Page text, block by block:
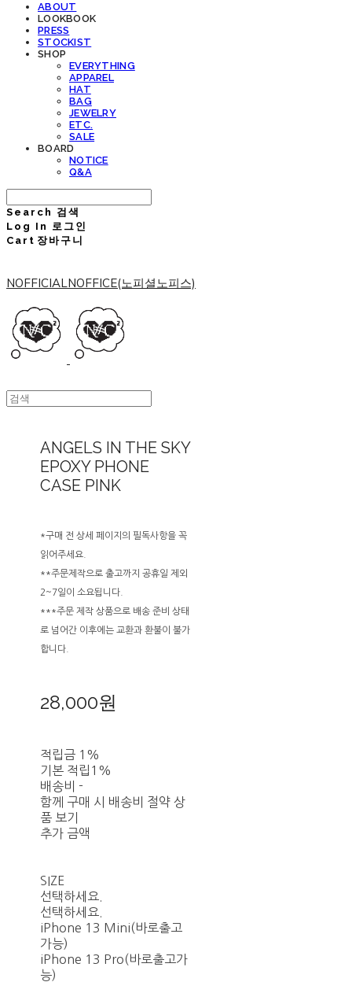
ABOUT
LOOKBOOK
PRESS
STOCKIST
SHOP
EVERYTHING
APPAREL
HAT
BAG
JEWELRY
ETC.
SALE
BOARD
NOTICE
Q&A
Search 검색
Log In 로그인
Cart 장바구니
NOFFICIALNOFFICE(노피셜노피스)
ANGELS IN THE SKY
EPOXY PHONE
CASE PINK
*구매 전 상세 페이지의 필독사항을 꼭
읽어주세요.
**주문제작으로 출고까지 공휴일 제외
2~7일이 소요됩니다.
***주문 제작 상품으로 배송 준비 상태
로 넘어간 이후에는 교환과 환불이 불가
합니다.
28,000원
적립금 1%
기본 적립 1%
배송비 -
함께 구매 시 배송비 절약 상
품 보기
추가 금액
SIZE
선택하세요.
선택하세요.
iPhone 13 Mini(바로출고
가능)
iPhone 13 Pro(바로출고가
능)